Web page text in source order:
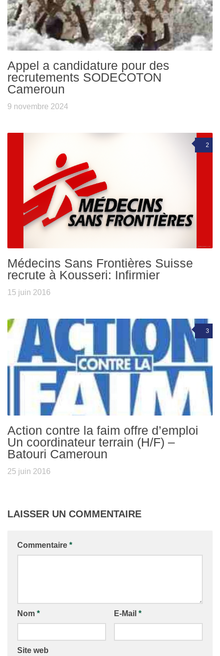
Appel a candidature pour des
recrutements SODECOTON
Cameroun
9 novembre 2024
2
Médecins Sans Frontières Suisse
recrute à Kousseri: Infirmier
15 juin 2016
3
Action contre la faim offre d’emploi
Un coordinateur terrain (H/F) –
Batouri Cameroun
25 juin 2016
LAISSER UN COMMENTAIRE
Commentaire *
Nom * E-Mail *
Site web